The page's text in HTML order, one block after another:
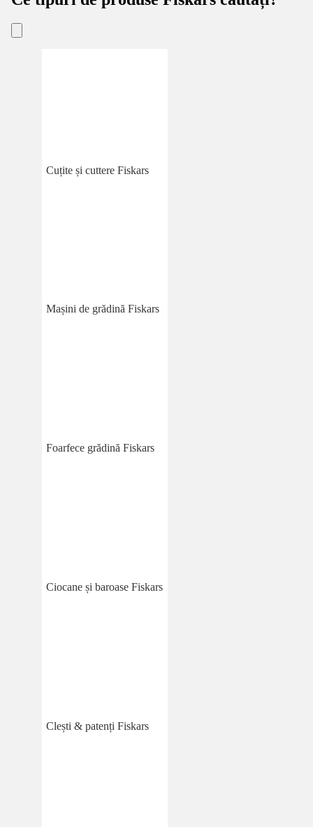
Cuțite și cuttere Fiskars
Mașini de grădină Fiskars
Foarfece grădină Fiskars
Ciocane și baroase Fiskars
Clești & patenți Fiskars